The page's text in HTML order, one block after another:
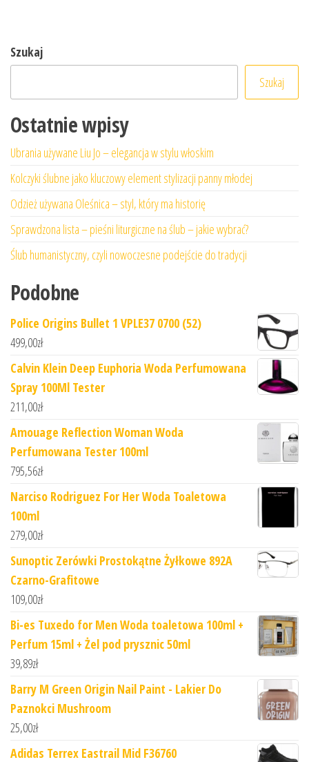
Szukaj
Szukaj
Ostatnie wpisy
Ubrania używane Liu Jo – elegancja w stylu włoskim
Kolczyki ślubne jako kluczowy element stylizacji panny młodej
Odzież używana Oleśnica – styl, który ma historię
Sprawdzona lista – pieśni liturgiczne na ślub – jakie wybrać?
Ślub humanistyczny, czyli nowoczesne podejście do tradycji
Podobne
Police Origins Bullet 1 VPLE37 0700 (52)
499,00zł
Calvin Klein Deep Euphoria Woda Perfumowana
Spray 100Ml Tester
211,00zł
Amouage Reflection Woman Woda
Perfumowana Tester 100ml
795,56zł
Narciso Rodriguez For Her Woda Toaletowa
100ml
279,00zł
Sunoptic Zerówki Prostokątne Żyłkowe 892A
Czarno-Grafitowe
109,00zł
Bi-es Tuxedo for Men Woda toaletowa 100ml +
Perfum 15ml + Żel pod prysznic 50ml
39,89zł
Barry M Green Origin Nail Paint - Lakier Do
Paznokci Mushroom
25,00zł
Adidas Terrex Eastrail Mid F36760